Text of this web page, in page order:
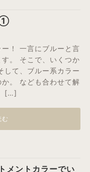
①
！ 一言にブルーと言
。 そこで、いくつか
して、ブルー系カラー
。 なども合わせて解
[…]
む
メントカラーでい